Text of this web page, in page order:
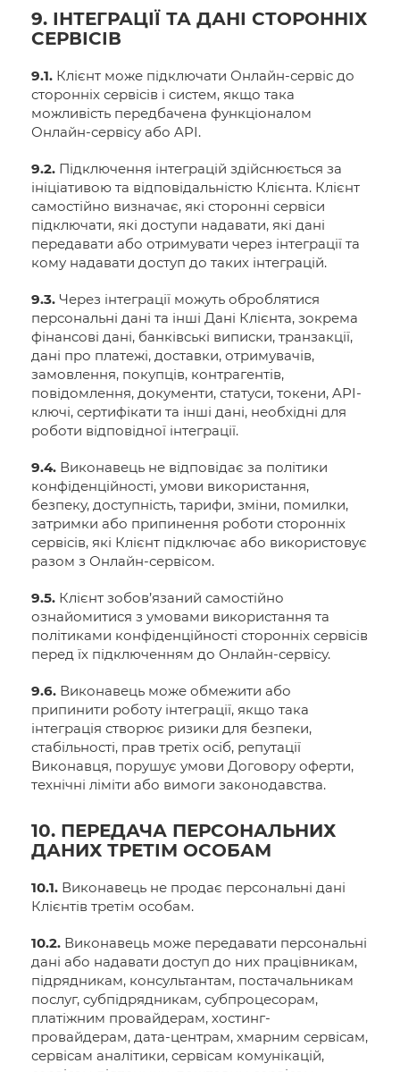
9. ІНТЕГРАЦІЇ ТА ДАНІ СТОРОННІХ
СЕРВІСІВ
9.1. Клієнт може підключати Онлайн-сервіс до
сторонніх сервісів і систем, якщо така
можливість передбачена функціоналом
Онлайн-сервісу або API.
9.2. Підключення інтеграцій здійснюється за
ініціативою та відповідальністю Клієнта. Клієнт
самостійно визначає, які сторонні сервіси
підключати, які доступи надавати, які дані
передавати або отримувати через інтеграції та
кому надавати доступ до таких інтеграцій.
9.3. Через інтеграції можуть оброблятися
персональні дані та інші Дані Клієнта, зокрема
фінансові дані, банківські виписки, транзакції,
дані про платежі, доставки, отримувачів,
замовлення, покупців, контрагентів,
повідомлення, документи, статуси, токени, API-
ключі, сертифікати та інші дані, необхідні для
роботи відповідної інтеграції.
9.4. Виконавець не відповідає за політики
конфіденційності, умови використання,
безпеку, доступність, тарифи, зміни, помилки,
затримки або припинення роботи сторонніх
сервісів, які Клієнт підключає або використовує
разом з Онлайн-сервісом.
9.5. Клієнт зобов’язаний самостійно
ознайомитися з умовами використання та
політиками конфіденційності сторонніх сервісів
перед їх підключенням до Онлайн-сервісу.
9.6. Виконавець може обмежити або
припинити роботу інтеграції, якщо така
інтеграція створює ризики для безпеки,
стабільності, прав третіх осіб, репутації
Виконавця, порушує умови Договору оферти,
технічні ліміти або вимоги законодавства.
10. ПЕРЕДАЧА ПЕРСОНАЛЬНИХ
ДАНИХ ТРЕТІМ ОСОБАМ
10.1. Виконавець не продає персональні дані
Клієнтів третім особам.
10.2. Виконавець може передавати персональні
дані або надавати доступ до них працівникам,
підрядникам, консультантам, постачальникам
послуг, субпідрядникам, субпроцесорам,
платіжним провайдерам, хостинг-
провайдерам, дата-центрам, хмарним сервісам,
сервісам аналітики, сервісам комунікацій,